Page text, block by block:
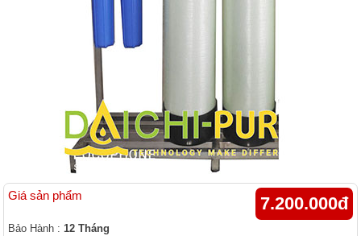
Giá sản phẩm 7.200.000đ
Bảo Hành :12 Tháng